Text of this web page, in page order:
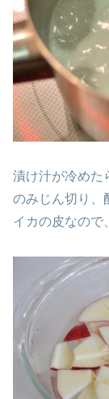
漬け汁が冷めた
のみじん切り、
イカの皮なので